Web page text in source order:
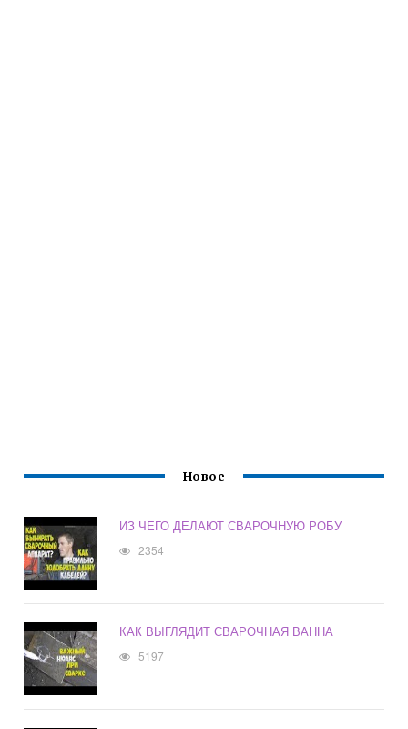
Новое
ИЗ ЧЕГО ДЕЛАЮТ СВАРОЧНУЮ РОБУ
2354
КАК ВЫГЛЯДИТ СВАРОЧНАЯ ВАННА
5197